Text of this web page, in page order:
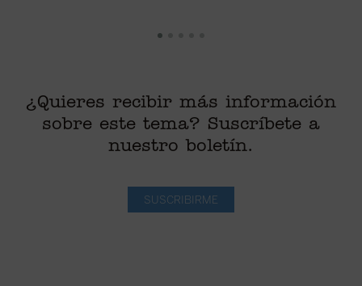
¿Quieres recibir más información
sobre este tema? Suscríbete a
nuestro boletín.
SUSCRIBIRME